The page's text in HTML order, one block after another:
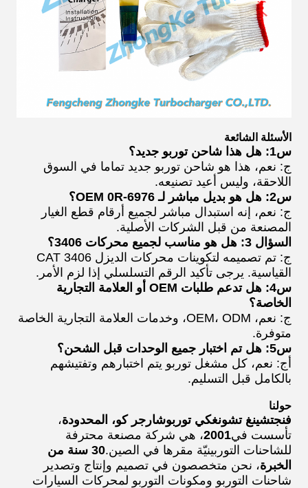
الأسئلة الشائعة
س1: هل هذا شاحن توربو جديد؟
ج: نعم، هذا هو شاحن توربو جديد تماما في السوق
اللاحقة، وليس أعيد تصنيعه.
س2: هل هو بديل مباشر لـ OEM 0R-6976؟
ج: نعم، إنه استبدال مباشر لجميع أرقام قطع الغيار
المصنعة من قبل الشركات الأصلية.
السؤال 3: هل هو مناسب لجميع محركات 3406؟
ج: تم تصميمه لتكوينات محركات الديزل CAT 3406
القياسية. يرجى تأكيد الرقم التسلسلي إذا لزم الأمر.
س4: هل تدعم طلبات OEM أو العلامة التجارية
الخاصة؟
ج: نعم، OEM، ODM، وخدمات العلامة التجارية الخاصة
متوفرة.
س5: هل تم اختبار جميع الوحدات قبل الشحن؟
أج: نعم، كل مشغل توربو يتم اختبارهم وتفتيشهم
بالكامل قبل التسليم.
حولنا
فنجتشينغ تشونغكي توربوشارجر كو، المحدودة،
تأسست في2001، هي شركة مصنعة محترفة
للشاحنات التوربينيّة مقرها في الصين.
30 سنة من
الخبرة، نحن متخصصون في تصميم وإنتاج وتصدير
شاحنات التوربو ومكونات التوربو لمحركات السيارات